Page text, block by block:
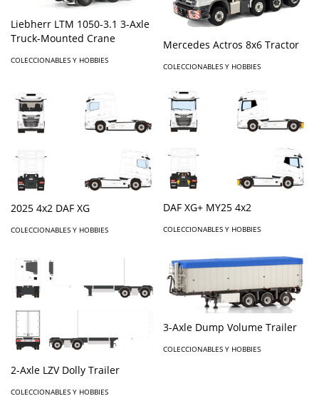
Liebherr LTM 1050-3.1 3-Axle
Truck-Mounted Crane
COLECCIONABLES Y HOBBIES
Mercedes Actros 8x6 Tractor
COLECCIONABLES Y HOBBIES
2025 4x2 DAF XG
COLECCIONABLES Y HOBBIES
DAF XG+ MY25 4x2
COLECCIONABLES Y HOBBIES
2-Axle LZV Dolly Trailer
COLECCIONABLES Y HOBBIES
3-Axle Dump Volume Trailer
COLECCIONABLES Y HOBBIES